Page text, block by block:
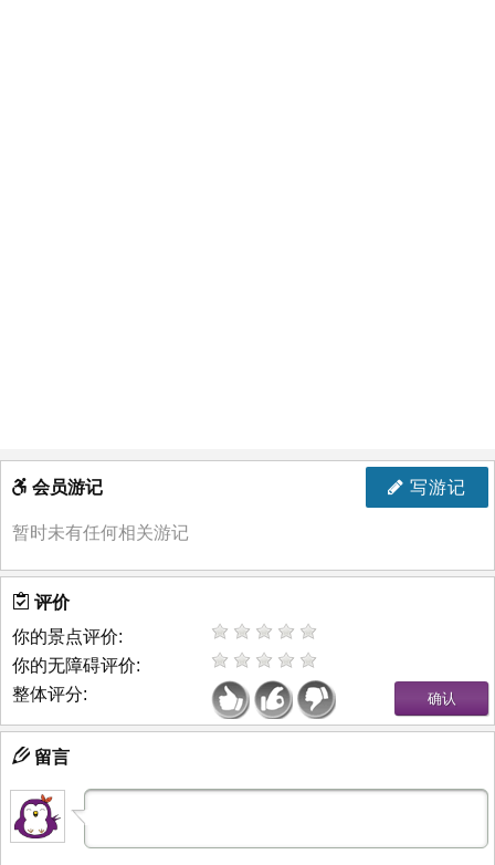
写游记
会员游记
暂时未有任何相关游记
评价
你的景点评价:
你的无障碍评价:
整体评分:
留言